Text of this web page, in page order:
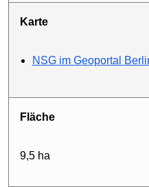
Karte
NSG im Geoportal
Fläche
9,5 ha